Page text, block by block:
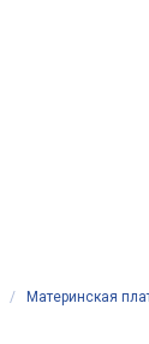
/ Материнская